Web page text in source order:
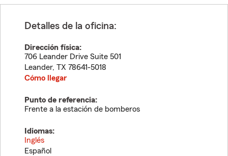
Detalles de la oficina:
Dirección física:
706 Leander Drive Suite 501
Leander, TX 78641-5018
Cómo llegar
Punto de referencia:
Frente a la estación de bomberos
Idiomas:
Inglés
Español